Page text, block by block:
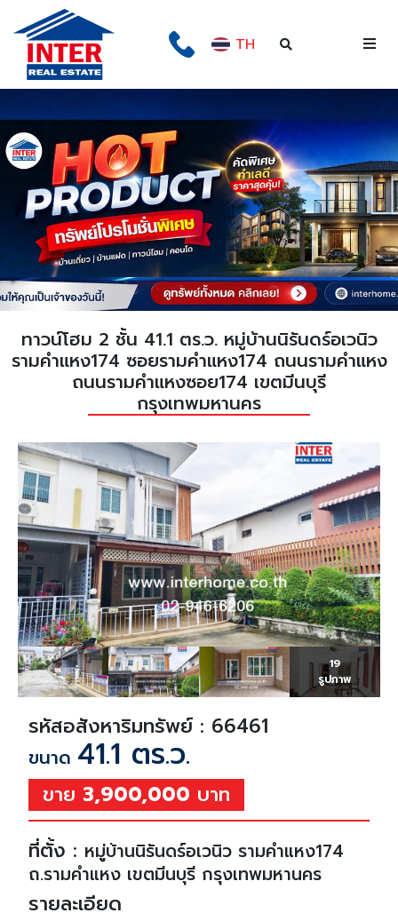
TH
ทาวน์โฮม 2 ชั้น 41.1 ตร.ว. หมู่บ้านนิรันดร์อเวนิว
รามคำแหง174 ซอยรามคำแหง174 ถนนรามคำแหง
ถนนรามคำแหงซอย174 เขตมีนบุรี
กรุงเทพมหานคร
19
รูปภาพ
รหัสอสังหาริมทรัพย์ : 66461
ขนาด 41.1 ตร.ว.
ขาย 3,900,000 บาท
ที่ตั้ง : หมู่บ้านนิรันดร์อเวนิว รามคำแหง174
ถ.รามคำแหง เขตมีนบุรี กรุงเทพมหานคร
รายละเอียด